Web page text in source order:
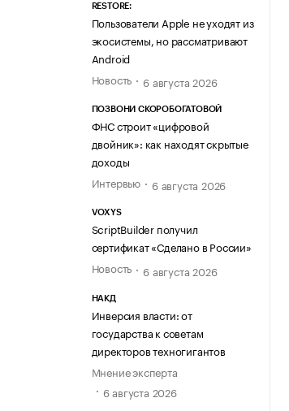
RESTORE:
Пользователи Apple не уходят из
экосистемы, но рассматривают
Android
Новость
6 августа 2026
ПОЗВОНИ СКОРОБОГАТОВОЙ
ФНС строит «цифровой
двойник»: как находят скрытые
доходы
Интервью
6 августа 2026
VOXYS
ScriptBuilder получил
сертификат «Сделано в России»
Новость
6 августа 2026
НАКД
Инверсия власти: от
государства к советам
директоров техногигантов
Мнение эксперта
6 августа 2026